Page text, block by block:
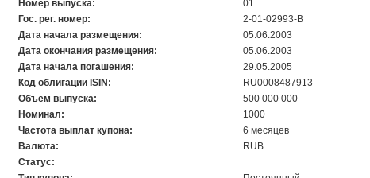
Номер выпуска:
01
Гос. рег. номер:
2-01-02993-B
Дата начала размещения:
05.06.2003
Дата окончания размещения:
05.06.2003
Дата начала погашения:
29.05.2005
Код облигации ISIN:
RU0008487913
Объем выпуска:
500 000 000
Номинал:
1000
Частота выплат купона:
6 месяцев
Валюта:
RUB
Статус: